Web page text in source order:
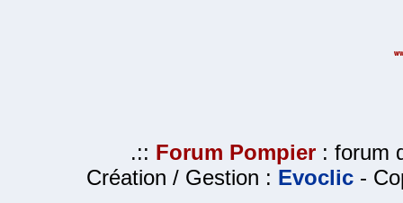
.:: Forum Pompier : forum
Création / Gestion : Evoclic -